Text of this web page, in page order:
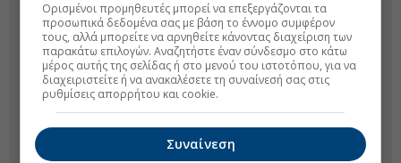
Ορισμένοι προμηθευτές μπορεί να επεξεργάζονται τα
προσωπικά δεδομένα σας με βάση το έννομο συμφέρον
τους, αλλά μπορείτε να αρνηθείτε κάνοντας διαχείριση των
παρακάτω επιλογών. Αναζητήστε έναν σύνδεσμο στο κάτω
μέρος αυτής της σελίδας ή στο μενού του ιστοτόπου, για να
διαχειριστείτε ή να ανακαλέσετε τη συναίνεσή σας στις
ρυθμίσεις απορρήτου και cookie.
Συναίνεση